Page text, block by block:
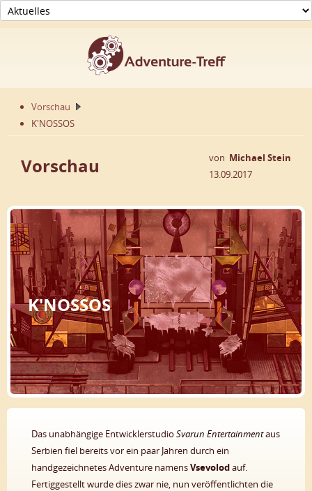
Vorschau
K'NOSSOS
Vorschau von Michael Stein
13.09.2017
K'NOSSOS
Das unabhängige EntwicklerstudioSvarun Entertainmentaus
Serbien fiel bereits vor ein paar Jahren durch ein
handgezeichnetes Adventure namensVsevolodauf.
Fertiggestellt wurde dies zwar nie, nun veröffentlichten die